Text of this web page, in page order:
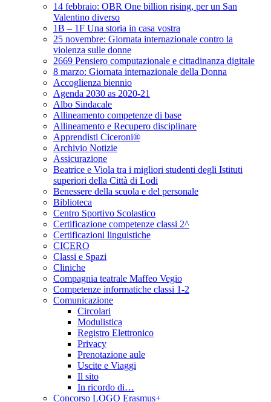
14 febbraio: OBR One billion rising, per un San
Valentino diverso
1B – 1F Una storia in casa vostra
25 novembre: Giornata internazionale contro la
violenza sulle donne
2669 Pensiero computazionale e cittadinanza digitale
8 marzo: Giornata internazionale della Donna
Accoglienza biennio
Agenda 2030 as 2020-21
Albo Sindacale
Allineamento competenze di base
Allineamento e Recupero disciplinare
Apprendisti Ciceroni®
Archivio Notizie
Assicurazione
Beatrice e Viola tra i migliori studenti degli Istituti
superiori della Città di Lodi
Benessere della scuola e del personale
Biblioteca
Centro Sportivo Scolastico
Certificazione competenze classi 2^
Certificazioni linguistiche
CICERO
Classi e Spazi
Cliniche
Compagnia teatrale Maffeo Vegio
Competenze informatiche classi 1-2
Comunicazione
Circolari
Modulistica
Registro Elettronico
Privacy
Prenotazione aule
Uscite e Viaggi
Il sito
In ricordo di…
Concorso LOGO Erasmus+